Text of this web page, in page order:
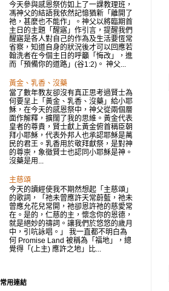
今天參與感恩祭仿如上了一課教理班，
馮神父的結語我依然記憶猶新「離開了
祂，甚麼也不能作」。神父以將臨期首
主日的主題「醒寤」作引言，提醒我們
醒寤是各人對自己的作為及生活要恆常
省察，知道自身的狀況後才可以回應若
翰洗者在今個主日的呼籲「悔改」，進
而「預備你的道路」(谷1:2)。 神父...
黃金、乳香、沒藥
當了數年教友卻沒有真正思考過賢士為
何要呈上「黃金、乳香、沒藥」給小耶
穌，在今天的感恩祭中，神父從兩個層
面作解釋，擴闊了我的思維。黃金代表
皇者的尊貴，賢士獻上黃金俯首稱臣朝
拜小耶穌，代表外邦人也承認耶穌是萬
民的君王。乳香用於敬拜獻祭，是對神
的尊崇，象徵賢士也認同小耶穌是神。
沒藥是用...
主慈頌
今天的讀經使我不期然想起「主慈頌」
的歌詞，「祂未曾應許天常蔚藍，祂未
曾應允花兒常開，祂卻恩許祂的慈愛常
在。是的，仁慈的主，懷念你的恩德，
就是絕妙的禱詞。讓我們於悠悠的歲月
中，引吭詠唱。」 我一直都不明白為
何 Promise Land 被稱為「福地」，總
覺得「(上主) 應許之地」比...
常用連結